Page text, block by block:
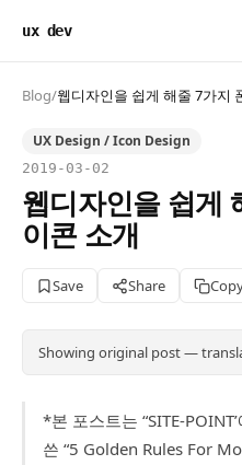
ux dev
Blog/웹디자인을 쉽게 해줄 7가지
UX Design / Icon Design
2019-03-02
웹디자인을 쉽게
이콘 소개
Save Share
Showing original post —
*본 포스트는 “SITE-
쓴 “5 Golden Rules For